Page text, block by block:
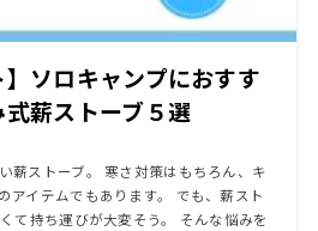
】ソロキャンプにおすす
薪ストーブ５選
薪ストーブ。 寒さ対策はもちろん、キ
アイテムでもあります。 でも、薪スト
て持ち運びが大変そう。 そんな悩みを